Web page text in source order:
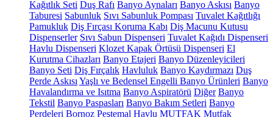
Kağıtlık Seti Duş Rafı Banyo Aynaları Banyo Askısı Banyo
Taburesi Sabunluk Sıvı Sabunluk Pompası Tuvalet Kağıtlığı
Pamukluk Diş Fırçası Koruma Kabı Diş Macunu Kutusu
Dispenserler Sıvı Sabun Dispenseri Tuvalet Kağıdı Dispenseri
Havlu Dispenseri Klozet Kapak Örtüsü Dispenseri El
Kurutma Cihazları Banyo Etajeri Banyo Düzenleyicileri
Banyo Seti Diş Fırçalık Havluluk Banyo Kaydırmazı Duş
Perde Askısı Yaşlı ve Bedensel Engelli Banyo Ürünleri Banyo
Havalandırma ve Isıtma Banyo Aspiratörü Diğer Banyo
Tekstil Banyo Paspasları Banyo Bakım Setleri Banyo
Perdeleri Bornoz Peştemal Havlu MUTFAK Mutfak